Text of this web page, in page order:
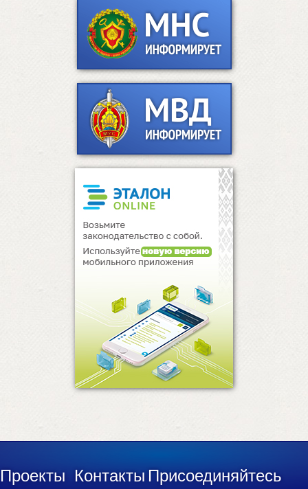
Проекты КонтактыПрисоединяйтесь